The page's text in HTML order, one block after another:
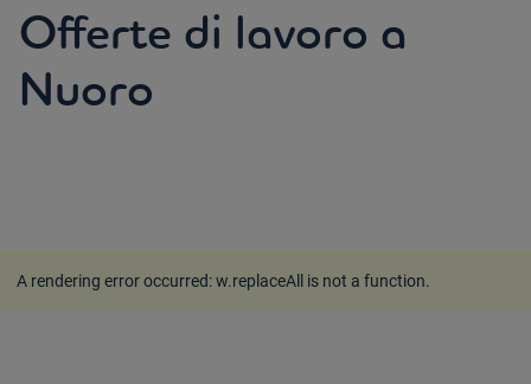
Offerte di lavoro a
Nuoro
A rendering error occurred:w.replaceAll is not a function.